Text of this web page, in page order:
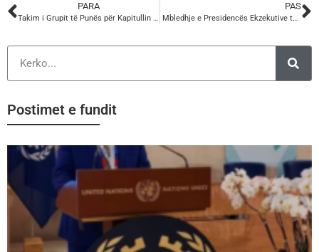
PARA
Takim i Grupit të Punës për Kapitullin 23: Gjyqësori dhe të Drejtat Themelore.
PAS
Mbledhje e Presidencës Ekzekutive të KSSH-së.
Postimet e fundit